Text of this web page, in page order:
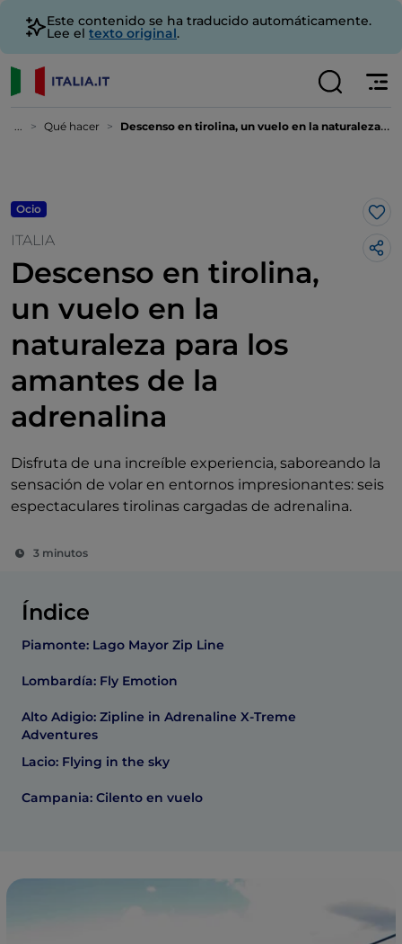
Este contenido se ha traducido automáticamente.
Lee el texto original.
... Qué hacer Descenso en tirolina, un vuelo en la naturaleza para los amantes de la adrenalina
Ocio
ITALIA
Descenso en tirolina,
un vuelo en la
naturaleza para los
amantes de la
adrenalina
Disfruta de una increíble experiencia, saboreando la
sensación de volar en entornos impresionantes: seis
espectaculares tirolinas cargadas de adrenalina.
3 minutos
Me
Índice
Piamonte: Lago Mayor Zip Line
Lombardía: Fly Emotion
Alto Adigio: Zipline in Adrenaline X-Treme
Adventures
Lacio: Flying in the sky
Campania: Cilento en vuelo